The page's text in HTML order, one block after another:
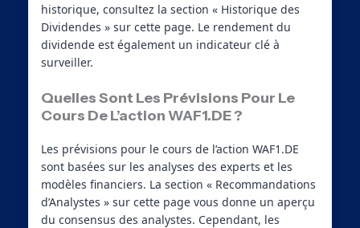
historique, consultez la section « Historique des
Dividendes » sur cette page. Le rendement du
dividende est également un indicateur clé à
surveiller.
Quelles Sont Les Prévisions Pour Le
Cours De L’action WAF1.DE ?
Les prévisions pour le cours de l’action WAF1.DE
sont basées sur les analyses des experts et les
modèles financiers. La section « Recommandations
d’Analystes » sur cette page vous donne un aperçu
du consensus des analystes. Cependant, les